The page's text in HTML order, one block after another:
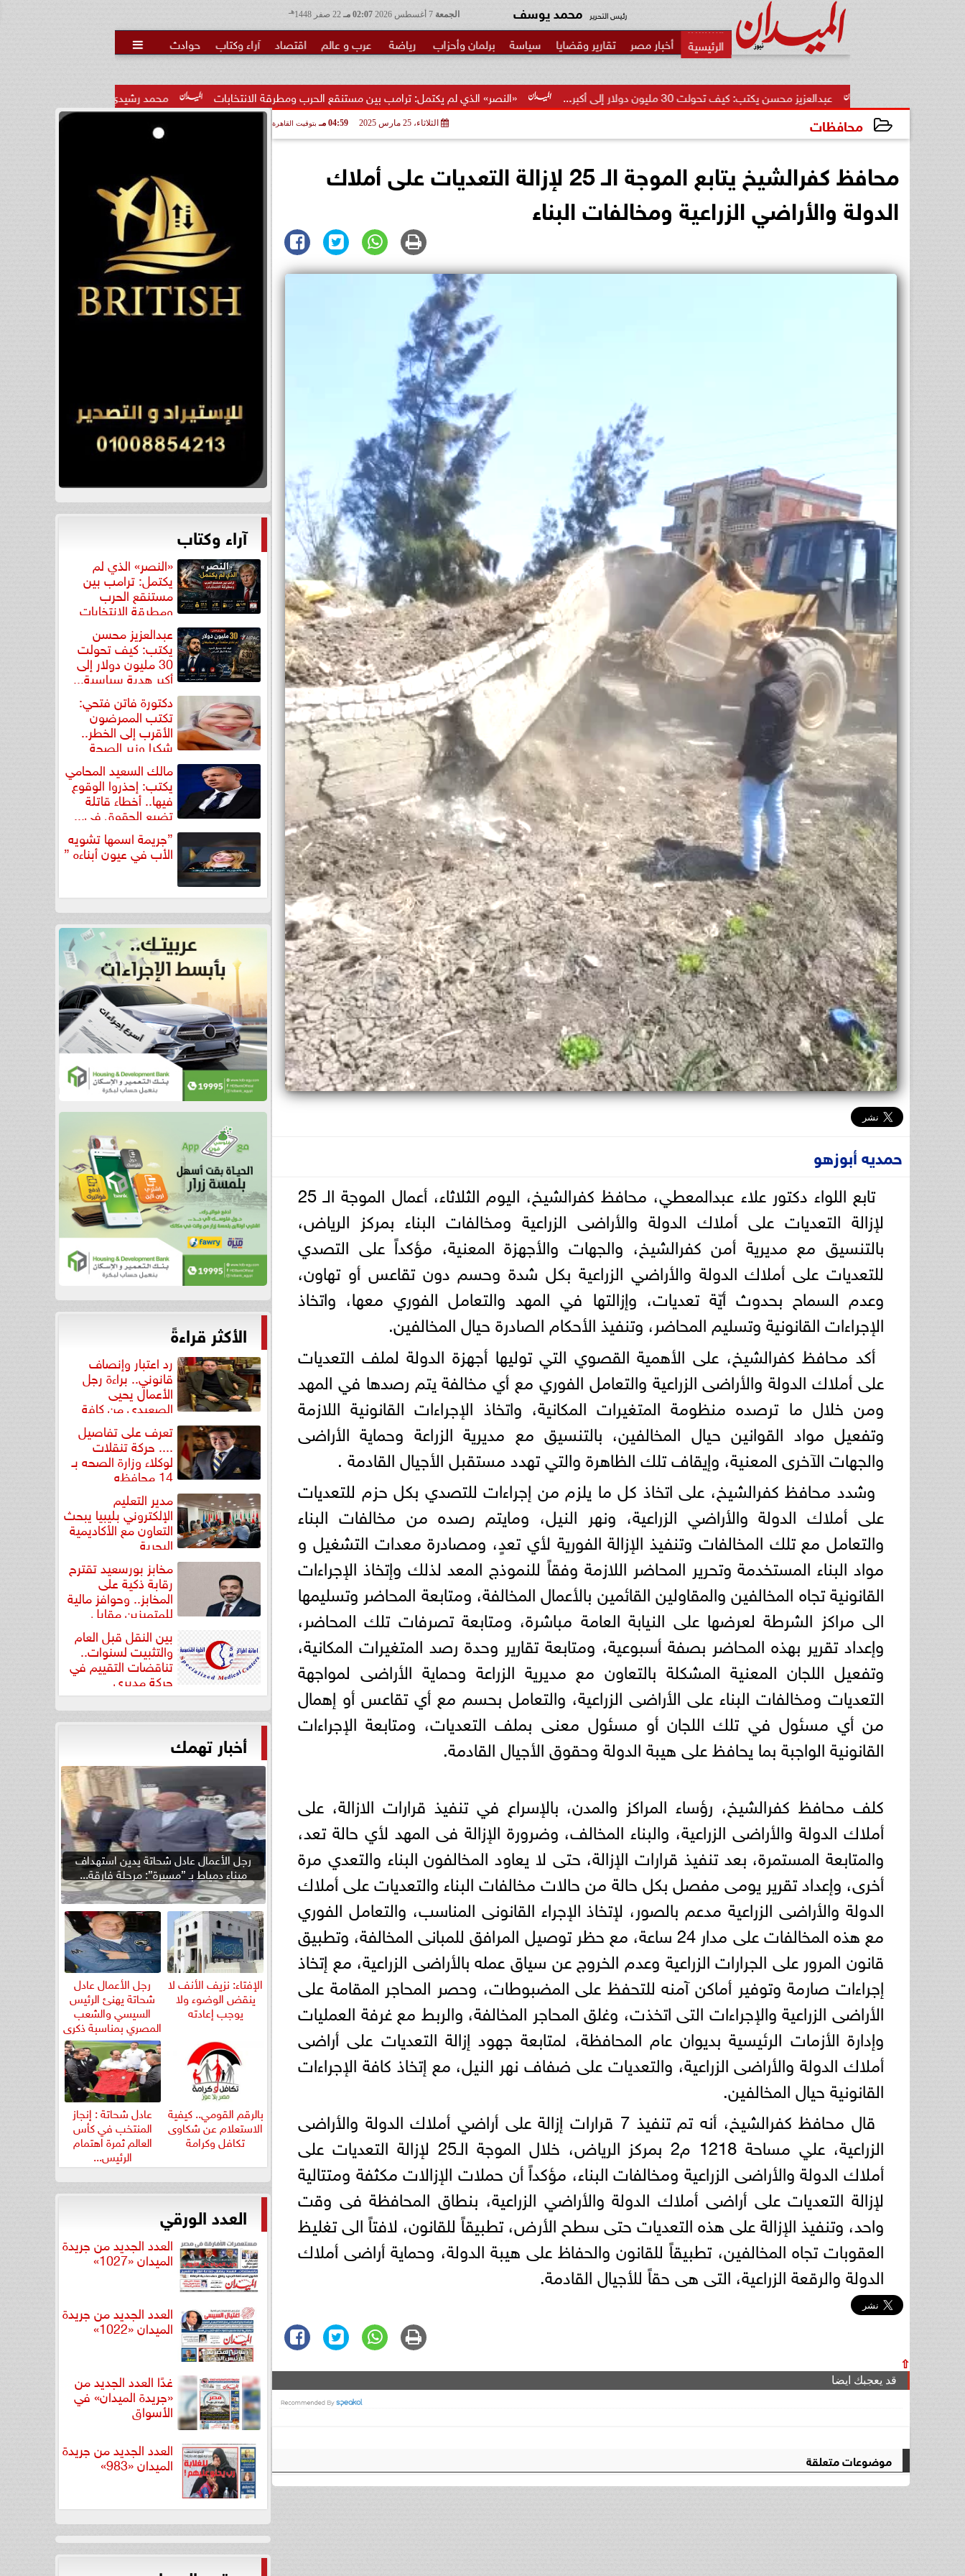
الجمعة 02:07 مـ هـ رئيس التحرير محمد يوسف
أخبار مصر تقارير وقضايا سياسة برلمان وأحزاب رياضة عرب و عالم اقتصاد آراء وكتاب حوادث 
محمد رشيدي: لقاء الرئيس السيسي وملك البحرين يؤكد «النصر» الذي لم يكتمل: ترامب بين مستنقع الحرب ومطرقة الانتخابات عبدالعزيز محسن يكتب: كيف تحولت 30 مليون دولار إلى أكبر...
محافظات الثلاثاء، 25 مارس 2025 04:59 مـ بتوقيت القاهرة
محافظ كفرالشيخ يتابع الموجة الـ 25 لإزالة التعديات على أملاك
الدولة والأراضي الزراعية ومخالفات البناء
حمديه أبوزهو
تابع اللواء دكتور علاء عبدالمعطي، محافظ كفرالشيخ، اليوم الثلاثاء، أعمال الموجة الـ 25
لإزالة التعديات على أملاك الدولة والأراضى الزراعية ومخالفات البناء بمركز الرياض،
بالتنسيق مع مديرية أمن كفرالشيخ، والجهات والأجهزة المعنية، مؤكداً على التصدي
للتعديات على أملاك الدولة والأراضي الزراعية بكل شدة وحسم دون تقاعس أو تهاون،
وعدم السماح بحدوث أيّة تعديات، وإزالتها في المهد والتعامل الفوري معها، واتخاذ
الإجراءات القانونية وتسليم المحاضر، وتنفيذ الأحكام الصادرة حيال المخالفين.
أكد محافظ كفرالشيخ، على الأهمية القصوي التي توليها أجهزة الدولة لملف التعديات
على أملاك الدولة والأراضى الزراعية والتعامل الفوري مع أي مخالفة يتم رصدها في المهد
ومن خلال ما ترصده منظومة المتغيرات المكانية، واتخاذ الإجراءات القانونية اللازمة
وتفعيل مواد القوانين حيال المخالفين، بالتنسيق مع مديرية الزراعة وحماية الأراضى
والجهات الآخرى المعنية، وإيقاف تلك الظاهرة والتي تهدد مستقبل الأجيال القادمة .
وشدد محافظ كفرالشيخ، على اتخاذ كل ما يلزم من إجراءات للتصدي بكل حزم للتعديات
على أملاك الدولة والأراضي الزراعية، ونهر النيل، ومايتم رصده من مخالفات البناء
والتعامل مع تلك المخالفات وتنفيذ الإزالة الفورية لأي تعدٍ، ومصادرة معدات التشغيل و
مواد البناء المستخدمة وتحرير المحاضر اللازمة وفقاً للنموذج المعد لذلك وإتخاذ الإجراءات
القانونية تجاه المخالفين والمقاولين القائمين بالأعمال المخالفة، ومتابعة المحاضر وتسليمها
الى مراكز الشرطة لعرضها على النيابة العامة مباشرة، ومتابعة تصرفات تلك المحاضر،
وإعداد تقرير بهذه المحاضر بصفة أسبوعية، ومتابعة تقارير وحدة رصد المتغيرات المكانية،
وتفعيل اللجان المعنية المشكلة بالتعاون مع مديرية الزراعة وحماية الأراضى لمواجهة
التعديات ومخالفات البناء على الأراضى الزراعية، والتعامل بحسم مع أي تقاعس أو إهمال
من أي مسئول في تلك اللجان أو مسئول معنى بملف التعديات، ومتابعة الإجراءات
القانونية الواجبة بما يحافظ على هيبة الدولة وحقوق الأجيال القادمة.
كلف محافظ كفرالشيخ، رؤساء المراكز والمدن، بالإسراع في تنفيذ قرارات الازالة، على
أملاك الدولة والأراضى الزراعية، والبناء المخالف، وضرورة الإزالة فى المهد لأي حالة تعد،
والمتابعة المستمرة، بعد تنفيذ قرارات الإزالة، حتى لا يعاود المخالفون البناء والتعدي مرة
أخرى، وإعداد تقرير يومى مفصل بكل حالة من حالات مخالفات البناء والتعديات على أملاك
الدولة والأراضى الزراعية مدعم بالصور، لإتخاذ الإجراء القانونى المناسب، والتعامل الفوري
مع هذه المخالفات على مدار 24 ساعة، مع حظر توصيل المرافق للمبانى المخالفة، وتطبيق
قانون المرور على الجرارات الزراعية وعدم الخروج عن سياق عمله بالأراضى الزراعية، مع إتخاذ
إجراءات صارمة وتوفير أماكن آمنه للتحفظ على المضبوطات، وحصر المحاجر المقامة على
الأراضى الزراعية والإجراءات التى اتخذت، وغلق المحاجر المخالفة، والربط مع غرفة العمليات
وإدارة الأزمات الرئيسية بديوان عام المحافظة، لمتابعة جهود إزالة التعديات على أراضى
أملاك الدولة والأراضى الزراعية، والتعديات على ضفاف نهر النيل، مع إتخاذ كافة الإجراءات
القانونية حيال المخالفين.
قال محافظ كفرالشيخ، أنه تم تنفيذ 7 قرارات إزالة على أراضي أملاك الدولة والأراضى
الزراعية، علي مساحة 1218 م2 بمركز الرياض، خلال الموجة الـ25 لإزالة التعديات على
أملاك الدولة والأراضى الزراعية ومخالفات البناء، مؤكداً أن حملات الإزالات مكثفة ومتتالية
لإزالة التعديات على أراضى أملاك الدولة والأراضي الزراعية، بنطاق المحافظة فى وقت
واحد، وتنفيذ الإزالة على هذه التعديات حتى سطح الأرض، تطبيقاً للقانون، لافتاً الى تغليظ
العقوبات تجاه المخالفين، تطبيقاً للقانون والحفاظ على هيبة الدولة، وحماية أراضى أملاك
الدولة والرقعة الزراعية، التى هى حقاً للأجيال القادمة.
⇧
قد يعجبك ايضا
موضوعات متعلقة
آراء وكتاب
«النصر» الذي لم
يكتمل: ترامب بين
مستنقع الحرب
ومطرقة الانتخابات
عبدالعزيز محسن
يكتب: كيف تحولت
30 مليون دولار إلى
أكبر هدية سياسية...
دكتورة فاتن فتحي:
تكتب الممرضون
الأقرب إلى الخطر..
شكرا وزير الصحة
لتكريم... مالك السعيد المحامي
يكتب: إحذروا الوقوع
فيها.. أخطاء قاتلة
تضيع الحقوق في...
”جريمة اسمها تشويه
الأب في عيون أبناءه ”
الأكثر قراءةً
رد اعتبار وإنصاف
قانوني.. براءة رجل
الأعمال يحيى
الصعيدي من كافة
التهم... تعرف على تفاصيل
.... حركة تنقلات
لوكلاء وزارة الصحه بـ
14 محافظه
مدير التعليم
الإلكتروني بليبيا يبحث
التعاون مع الأكاديمية
البحرية
مخابز بورسعيد تقترح
رقابة ذكية على
المخابز.. وحوافز مالية
للمتميزين مقابل
بين النقل قبل العام
والتثبيت لسنوات..
تناقضات التقييم في
حركة مديري
”مستشفيات...
أخبار تهمك
رجل الأعمال عادل شحاتة يدين استهداف
ميناء دمياط بـ ”مسيرة”: مرحلة فارقة...
الإفتاء: نزيف الأنف لا
ينقض الوضوء ولا
يوجب إعادته
رجل الأعمال عادل
شحاتة يهنئ الرئيس
السيسي والشعب
المصري بمناسبة ذكرى
ثورة...
بالرقم القومي.. كيفية
الاستعلام عن شكاوى
تكافل وكرامة
عادل شحاتة : إنجاز
المنتخب في كأس
العالم ثمرة اهتمام
الرئيس...
العدد الورقي
العدد الجديد من جريدة
الميدان «1027»
العدد الجديد من جريدة
الميدان «1022»
غدًا العدد الجديد من
«جريدة الميدان» في
الأسواق
العدد الجديد من جريدة
الميدان «983»